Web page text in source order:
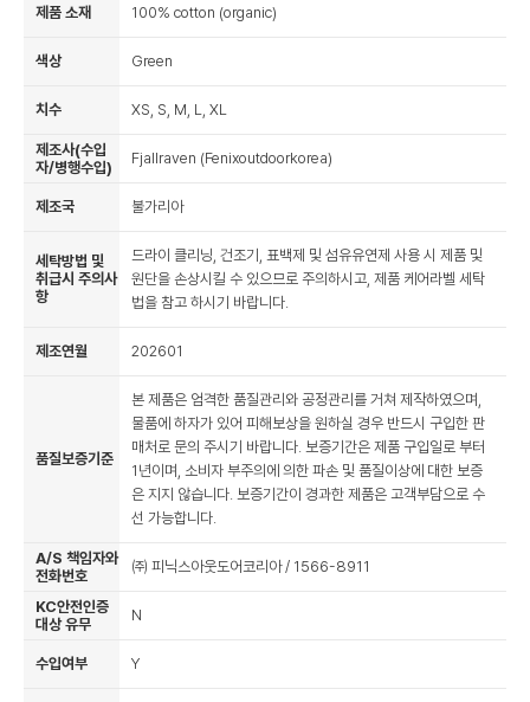
제품 소재 100% cotton (organic)
색상 Green
치수 XS, S, M, L, XL
제조사(수입
자/병행수입)
Fjallraven (Fenixoutdoorkorea)
제조국 불가리아
세탁방법 및
취급시 주의사
항
드라이 클리닝, 건조기, 표백제 및 섬유유연제 사용 시 제품 및
원단을 손상시킬 수 있으므로 주의하시고, 제품 케어라벨 세탁
법을 참고 하시기 바랍니다.
제조연월 202601
품질보증기준
본 제품은 엄격한 품질관리와 공정관리를 거쳐 제작하였으며,
물품에 하자가 있어 피해보상을 원하실 경우 반드시 구입한 판
매처로 문의 주시기 바랍니다. 보증기간은 제품 구입일로 부터
1년이며, 소비자 부주의에 의한 파손 및 품질이상에 대한 보증
은 지지 않습니다. 보증기간이 경과한 제품은 고객부담으로 수
선 가능합니다.
A/S 책임자와
전화번호
㈜ 피닉스아웃도어코리아 / 1566-8911
KC안전인증
대상 유무
N
수입여부 Y